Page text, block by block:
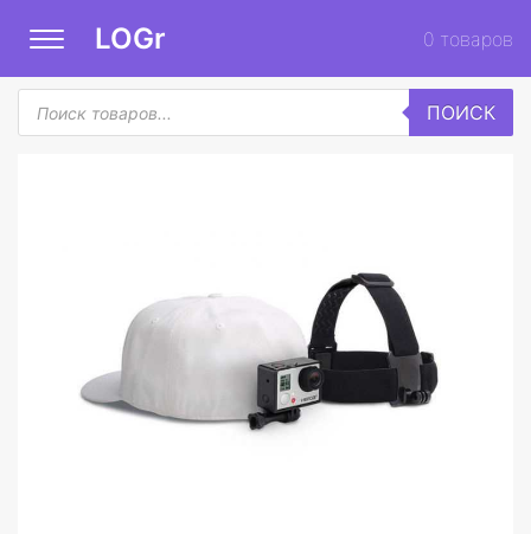
LOGr 0 товаров
Поиск
товаров
ПОИСК